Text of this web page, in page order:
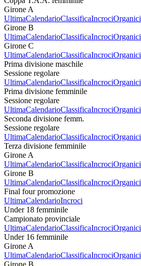
Girone A
UltimaCalendarioClassificaIncrociOrganici
Girone B
UltimaCalendarioClassificaIncrociOrganici
Girone C
UltimaCalendarioClassificaIncrociOrganici
Prima divisione maschile
Sessione regolare
UltimaCalendarioClassificaIncrociOrganici
Prima divisione femminile
Sessione regolare
UltimaCalendarioClassificaIncrociOrganici
Seconda divisione femm.
Sessione regolare
UltimaCalendarioClassificaIncrociOrganici
Terza divisione femminile
Girone A
UltimaCalendarioClassificaIncrociOrganici
Girone B
UltimaCalendarioClassificaIncrociOrganici
Final four promozione
UltimaCalendarioIncroci
Under 18 femminile
Campionato provinciale
UltimaCalendarioClassificaIncrociOrganici
Under 16 femminile
Girone A
UltimaCalendarioClassificaIncrociOrganici
Girone B